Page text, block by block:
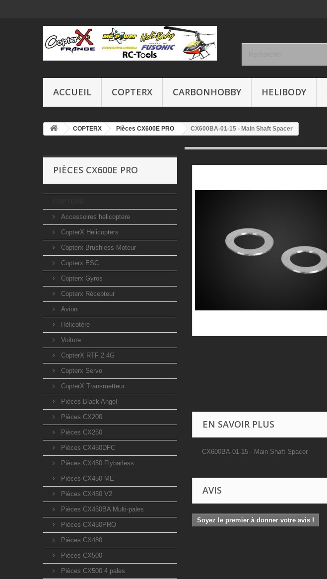
ACCUEIL COPTERX CARBONHOBBY HELIBODY
COPTERX Pièces CX600E PRO CX600BA-01-15 - Main Shaft Spacer
PIÈCES CX600E PRO
Accessoires helicoptere
CopterX Helicopters
Copterx Brushless Moteur
Copterx ESC
Copterx Gyros
Copterx Récepteur
Avion
Hélicotère
Voiture
CopterX RTF 2.4G
Copterx Servo
CopterX Transmetteur
Pièces Black Angel
Pièces CX200
Pièces CX250
Pièces CX450DFC
Pièces CX450 Flybarless
Pièces CX450 ME
Pièces CX450 V2
Pièces CX450BA Multi-pales
Pièces CX450PRO
Pièces CX480
Pièces CX500
Pièces CX500 4 pales
EN SAVOIR PLUS
CX600BA-01-15 - Main Shaft Spacer
AVIS
Soyez le premier à donner votre avis !